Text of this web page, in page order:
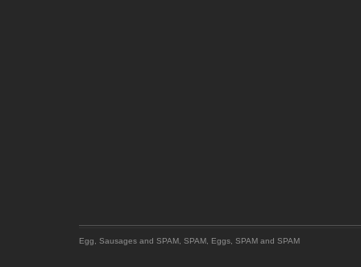
Egg, Sausages and SPAM, SPAM, Eggs, SPAM and SPAM